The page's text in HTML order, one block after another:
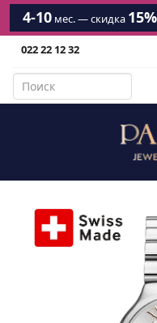
022 22 12 32